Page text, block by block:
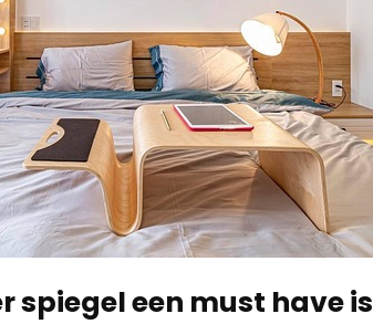
een must have is